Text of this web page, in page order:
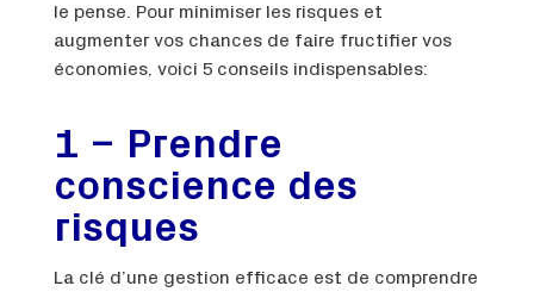
le pense. Pour minimiser les risques et
augmenter vos chances de faire fructifier vos
économies, voici 5 conseils indispensables:
1 – Prendre
conscience des
risques
La clé d’une gestion efficace est de comprendre